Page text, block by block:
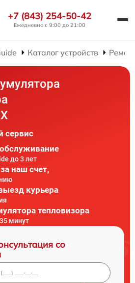
+7 (843) 254-50-42
Ежедневно с 9:00 до 21:00
Каталог устройств
сервис
до 3 лет
наш счет,
курьера
тепловизора
минут
со